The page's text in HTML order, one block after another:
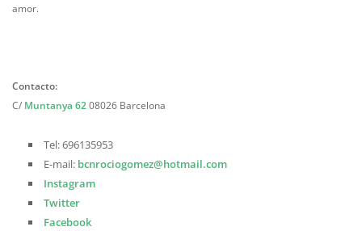
amor.
Contacto:
C/ Muntanya 6208026 Barcelona
Tel: 696135953
E-mail: bcnrociogomez@hotmail.com
Instagram
Twitter
Facebook